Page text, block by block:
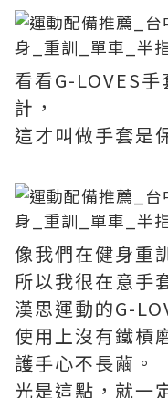
看看G-LOVES
計，
這才叫做手套是
像我們在健身重
所以我很在意手
漢思運動的G-
使用上沒有鐵槓
護手心不長繭。
光是這點，就一